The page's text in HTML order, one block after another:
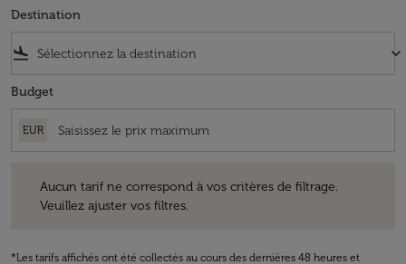
Destination
flight_land keyboard_arrow_down
Budget
EUR
Aucun tarif ne correspond à vos critères de filtrage.
Veuillez ajuster vos filtres.
*Les tarifs affichés ont été collectés au cours des dernières 48 heures et